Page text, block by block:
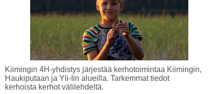
Kiimingin 4H-yhdistys järjestää kerhotoimintaa Kiimingin,
Haukiputaan ja Yli-Iin alueilla. Tarkemmat tiedot
kerhoista kerhot välilehdeltä.